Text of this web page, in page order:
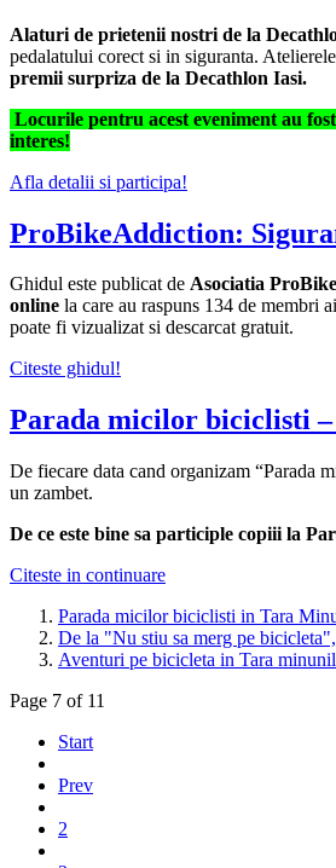
Alaturi de prietenii nostri de la
pedalatului corect si in siguranta.
premii surpriza de la Decathlon Iasi.
Locurile pentru acest eveniment au
interes!
Afla detalii si participa!
ProBikeAddiction:
Ghidul este publicat de Asociatia
online la care au raspuns 134 de membri
poate fi vizualizat si descarcat gratuit.
Citeste ghidul!
Parada micilor biciclisti –
De fiecare data cand organizam “Parada
un zambet.
De ce este bine sa participle copiii la
Citeste in continuare
Parada micilor biciclisti in Tara
De la "Nu stiu sa merg pe
Aventuri pe bicicleta in Tara
Page 7 of 11
Start
Prev
2